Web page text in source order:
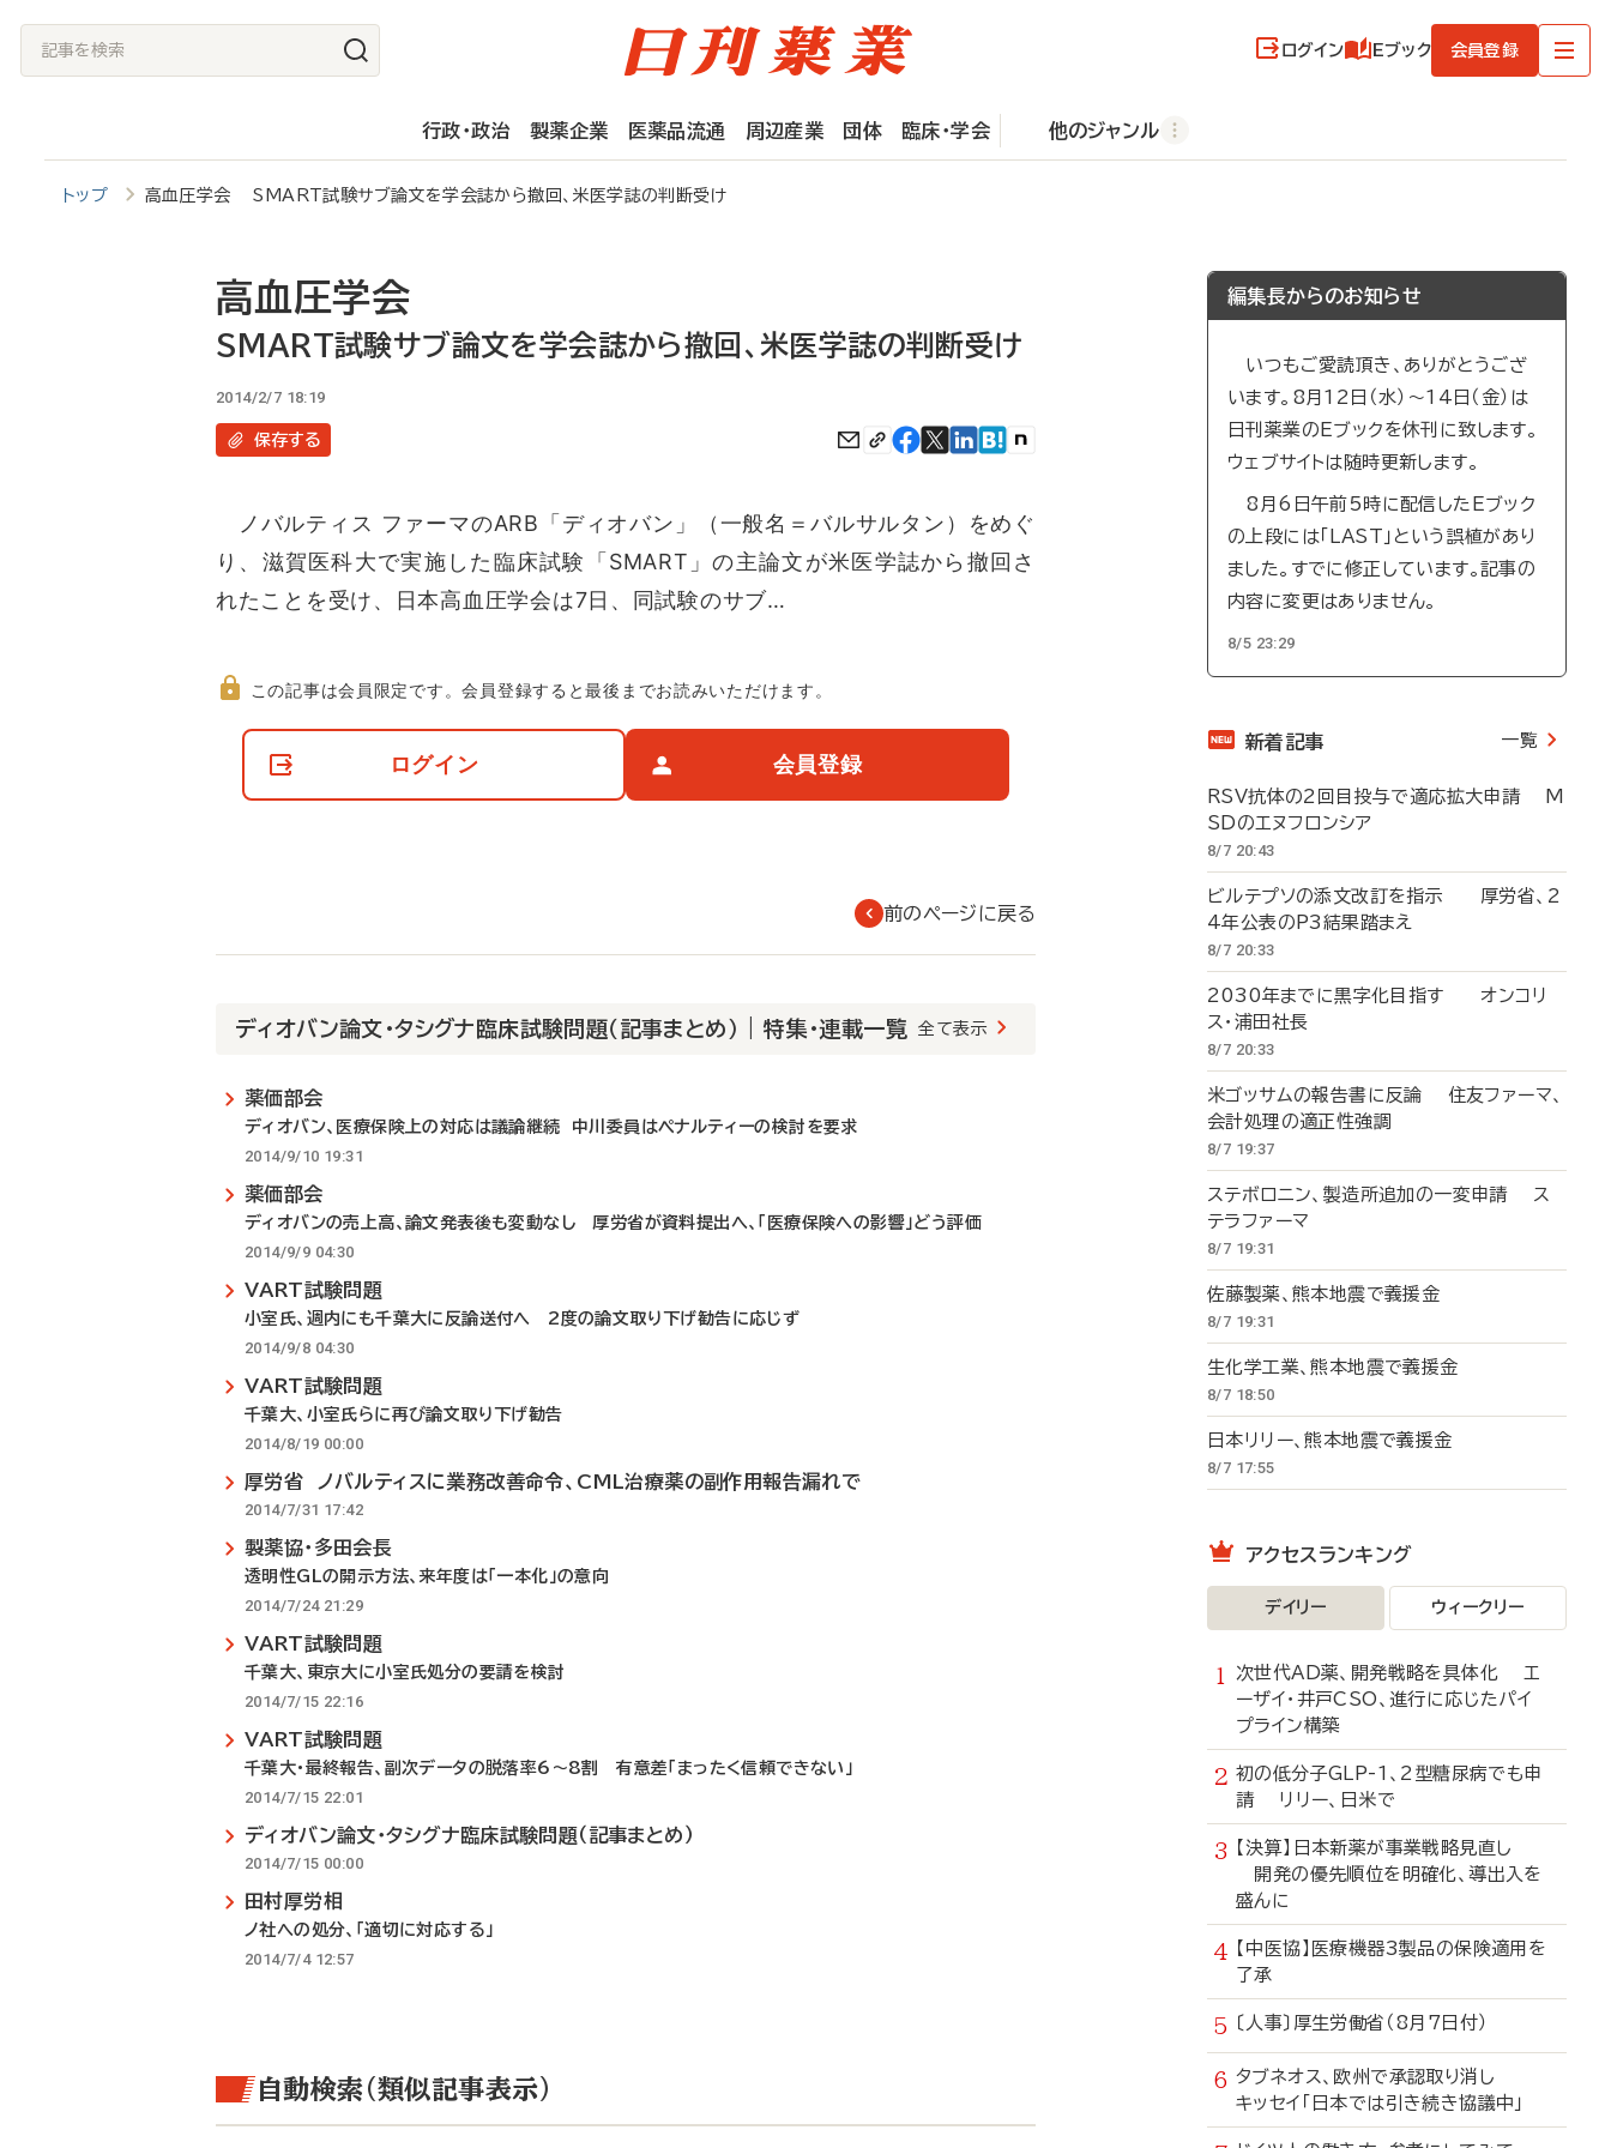
記
事
ログイン Eブック 会員登録
行政・政治 製薬企業 医薬品流通 周辺産業 団体 臨床・学会 他のジャンル
トップ 高血圧学会 SMART試験サブ論文を学会誌から撤回、米医学誌の判断受け
高血圧学会
SMART試験サブ論文を学会誌から撤回、米医学誌の判断受け
2014/2/7 18:19
保存する
ノバルティス ファーマのARB「ディオバン」（一般名＝バルサルタン）をめぐ
り、滋賀医科大で実施した臨床試験「SMART」の主論文が米医学誌から撤回さ
れたことを受け、日本高血圧学会は7日、同試験のサブ…
て
この記事は会員限定です。会員登録すると最後までお読みいただけます。
ログイン 会員登録
前のページに戻る
ディオバン論文・タシグナ臨床試験問題（記事まとめ） | 特集・連載一覧 全て表示
薬価部会
ディオバン、医療保険上の対応は議論継続 中川委員はペナルティーの検討を要求
2014/9/10 19:31
薬価部会
ディオバンの売上高、論文発表後も変動なし 厚労省が資料提出へ、「医療保険への影響」どう評価
2014/9/9 04:30
VART試験問題
小室氏、週内にも千葉大に反論送付へ 2度の論文取り下げ勧告に応じず
2014/9/8 04:30
VART試験問題
千葉大、小室氏らに再び論文取り下げ勧告
2014/8/19 00:00
厚労省 ノバルティスに業務改善命令、CML治療薬の副作用報告漏れで
2014/7/31 17:42
製薬協・多田会長
透明性GLの開示方法、来年度は「一本化」の意向
2014/7/24 21:29
VART試験問題
千葉大、東京大に小室氏処分の要請を検討
2014/7/15 22:16
VART試験問題
千葉大・最終報告、副次データの脱落率6～8割 有意差「まったく信頼できない」
2014/7/15 22:01
ディオバン論文・タシグナ臨床試験問題（記事まとめ）
2014/7/15 00:00
田村厚労相
ノ社への処分、「適切に対応する」
2014/7/4 12:57
自動検索（類似記事表示）
編集長からのお知らせ
いつもご愛読頂き、ありがとうござ
います。8月12日（水）～14日（金）は
日刊薬業のEブックを休刊に致します。
ウェブサイトは随時更新します。
8月6日午前5時に配信したEブック
の上段には「LAST」という誤植があり
ました。すでに修正しています。記事の
内容に変更はありません。
8/5 23:29
新着記事 一覧
RSV抗体の2回目投与で適応拡大申請 M
SDのエヌフロンシア
8/7 20:43
ビルテプソの添文改訂を指示 厚労省、2
4年公表のP3結果踏まえ
8/7 20:33
2030年までに黒字化目指す オンコリ
ス・浦田社長
8/7 20:33
米ゴッサムの報告書に反論 住友ファーマ、
会計処理の適正性強調
8/7 19:37
ステボロニン、製造所追加の一変申請 ス
テラファーマ
8/7 19:31
佐藤製薬、熊本地震で義援金
8/7 19:31
生化学工業、熊本地震で義援金
8/7 18:50
日本リリー、熊本地震で義援金
8/7 17:55
アクセスランキング
デイリー ウィークリー
次世代AD薬、開発戦略を具体化 エ
ーザイ・井戸CSO、進行に応じたパイ
プライン構築
初の低分子GLP-1、2型糖尿病でも申
請 リリー、日米で
【決算】日本新薬が事業戦略見直し
開発の優先順位を明確化、導出入を
盛んに
【中医協】医療機器3製品の保険適用を
了承
〔人事〕厚生労働省（8月7日付）
タブネオス、欧州で承認取り消し
キッセイ「日本では引き続き協議中」